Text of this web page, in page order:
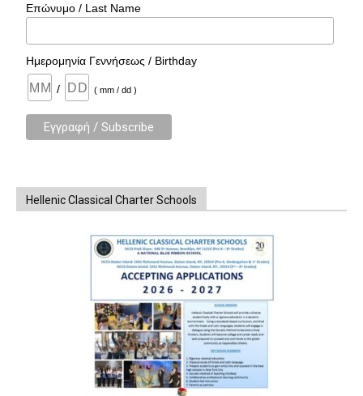
Επώνυμο / Last Name
Ημερομηνία Γεννήσεως / Birthday
/ ( mm / dd )
Hellenic Classical Charter Schools